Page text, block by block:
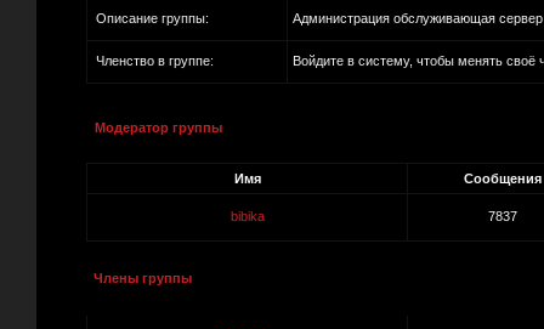
Описание группы: Администрация обслуживающая сервер
Членство в группе: Войдите в систему, чтобы менять
Модератор группы
Имя Сообщения
bibika 7837
Члены группы